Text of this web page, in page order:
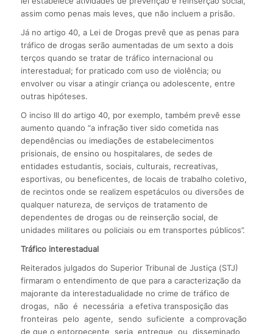
assim como penas mais leves, que não incluem a prisão.
Já no artigo 40, a Lei de Drogas prevê que as penas para
tráfico de drogas serão aumentadas de um sexto a dois
terços quando se tratar de tráfico internacional ou
interestadual; for praticado com uso de violência; ou
envolver ou visar a atingir criança ou adolescente, entre
outras hipóteses.
O inciso III do artigo 40, por exemplo, também prevê esse
aumento quando “a infração tiver sido cometida nas
dependências ou imediações de estabelecimentos
prisionais, de ensino ou hospitalares, de sedes de
entidades estudantis, sociais, culturais, recreativas,
esportivas, ou beneficentes, de locais de trabalho coletivo,
de recintos onde se realizem espetáculos ou diversões de
qualquer natureza, de serviços de tratamento de
dependentes de drogas ou de reinserção social, de
unidades militares ou policiais ou em transportes públicos”.
Tráfico interestadual
Reiterados julgados do Superior Tribunal de Justiça (STJ)
firmaram o entendimento de que para a caracterização da
majorante da interestadualidade no crime de tráfico de
drogas, não é necessária a efetiva transposição das
fronteiras pelo agente, sendo suficiente a comprovação
de que o entorpecente seria entregue ou disseminado